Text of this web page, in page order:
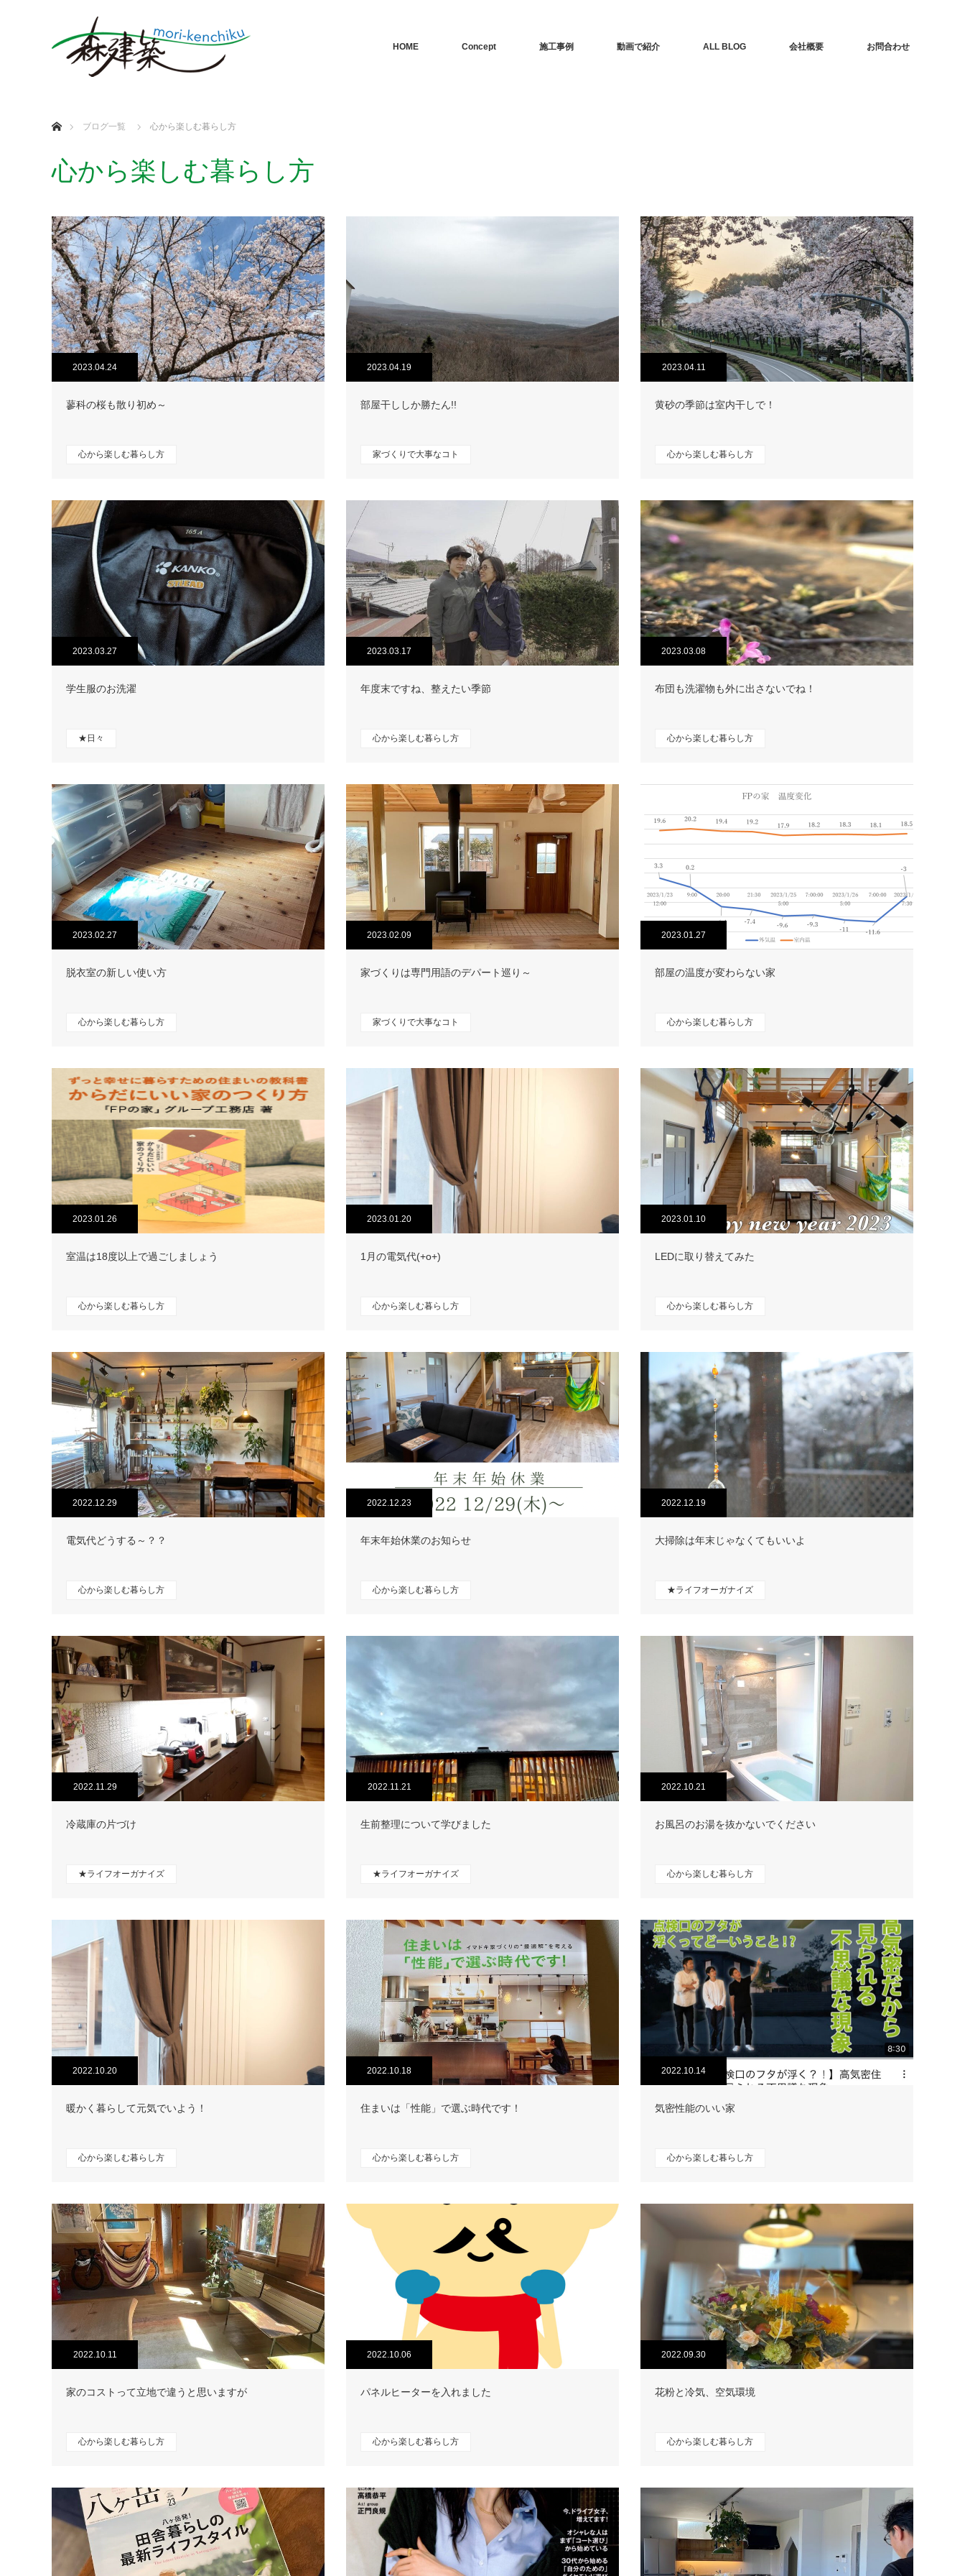
HOME Concept 施工事例 動画で紹介 ALL BLOG 会社概要 お問合わせ
ブログ一覧
心から楽しむ暮らし方
心から楽しむ暮らし方
2023.04.24
蓼科の桜も散り初め～
心から楽しむ暮らし方
2023.04.19
部屋干ししか勝たん!!
家づくりで大事なコト
2023.04.11
黄砂の季節は室内干しで！
心から楽しむ暮らし方
2023.03.27
学生服のお洗濯
★日々
2023.03.17
年度末ですね、整えたい季節
心から楽しむ暮らし方
2023.03.08
布団も洗濯物も外に出さないでね！
心から楽しむ暮らし方
2023.02.27
脱衣室の新しい使い方
心から楽しむ暮らし方
2023.02.09
家づくりは専門用語のデパート巡り～
家づくりで大事なコト
2023.01.27
部屋の温度が変わらない家
心から楽しむ暮らし方
2023.01.26
室温は18度以上で過ごしましょう
心から楽しむ暮らし方
2023.01.20
1月の電気代(+o+)
心から楽しむ暮らし方
2023.01.10
LEDに取り替えてみた
心から楽しむ暮らし方
2022.12.29
電気代どうする～？？
心から楽しむ暮らし方
2022.12.23
年末年始休業のお知らせ
心から楽しむ暮らし方
2022.12.19
大掃除は年末じゃなくてもいいよ
★ライフオーガナイズ
2022.11.29
冷蔵庫の片づけ
★ライフオーガナイズ
2022.11.21
生前整理について学びました
★ライフオーガナイズ
2022.10.21
お風呂のお湯を抜かないでください
心から楽しむ暮らし方
2022.10.20
暖かく暮らして元気でいよう！
心から楽しむ暮らし方
2022.10.18
住まいは「性能」で選ぶ時代です！
心から楽しむ暮らし方
2022.10.14
気密性能のいい家
心から楽しむ暮らし方
2022.10.11
家のコストって立地で違うと思いますが
心から楽しむ暮らし方
2022.10.06
パネルヒーターを入れました
心から楽しむ暮らし方
2022.09.30
花粉と冷気、空気環境
心から楽しむ暮らし方